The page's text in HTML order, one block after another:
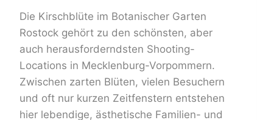
Die Kirschblüte im Botanischer Garten
Rostock gehört zu den schönsten, aber
auch herausforderndsten Shooting-
Locations in Mecklenburg-Vorpommern.
Zwischen zarten Blüten, vielen Besuchern
und oft nur kurzen Zeitfenstern entstehen
hier lebendige, ästhetische Familien- und